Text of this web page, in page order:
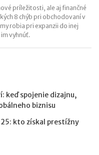
príležitosti, ale aj finančné
8 chýb pri obchodovaní v
robia pri expanzii do inej
im vyhnúť.
keď spojenie dizajnu,
biznisu
kto získal prestížny